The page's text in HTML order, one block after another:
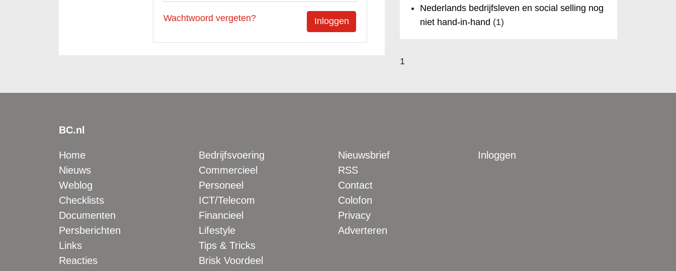
Wachtwoord vergeten?
Nederlands bedrijfsleven en social selling nog
niet hand-in-hand (1)
1
BC.nl
Home
Nieuws
Weblog
Checklists
Documenten
Persberichten
Links
Reacties
Bedrijfsvoering
Commercieel
Personeel
ICT/Telecom
Financieel
Lifestyle
Tips & Tricks
Brisk Voordeel
Nieuwsbrief
RSS
Contact
Colofon
Privacy
Adverteren
Inloggen